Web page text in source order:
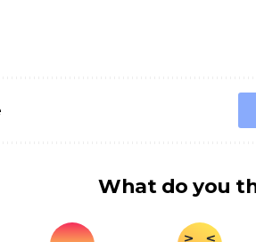
What do you